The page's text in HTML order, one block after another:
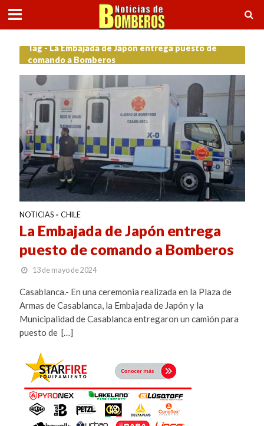
Tag - La Embajada de Japón entrega puesto de
comando a Bomberos
NOTICIAS • CHILE
La Embajada de Japón entrega
puesto de comando a Bomberos
13 de mayo de 2024
Casablanca.- En una ceremonia realizada en la Plaza de
Armas de Casablanca, la Embajada de Japón y la
Municipalidad de Casablanca entregaron un camión para
puesto de […]